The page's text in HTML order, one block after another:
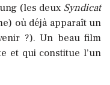
(les deux Syndicat
où déjà apparaît un
?). Un beau film
et qui constitue l’un